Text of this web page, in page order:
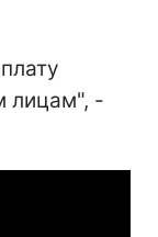
лицам", -